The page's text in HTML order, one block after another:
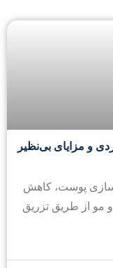
و مزایای بی‌نظیر
پوست، کاهش
از طریق تزریق